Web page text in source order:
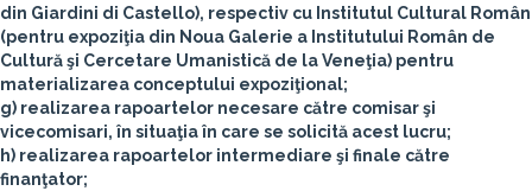
din Giardini di Castello), respectiv cu Institutul Cultural Român
(pentru expoziţia din Noua Galerie a Institutului Român de
Cultură şi Cercetare Umanistică de la Veneţia) pentru
materializarea conceptului expoziţional;
g) realizarea rapoartelor necesare către comisar şi
vicecomisari, în situaţia în care se solicită acest lucru;
h) realizarea rapoartelor intermediare şi finale către
finanţator;